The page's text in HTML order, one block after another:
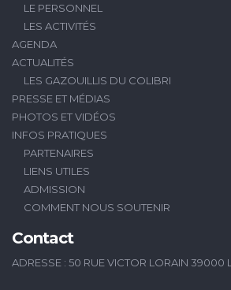
LE PERSONNEL
LES ACTIVITÉS
AGENDA
ACTUALITÉS
LES GAZOUILLIS DU COLIBRI
PRESSE ET MÉDIAS
PHOTOS ET VIDÉOS
INFOS PRATIQUES
PARTENAIRES
LIENS UTILES
ADMISSION
COMMENT NOUS SOUTENIR
Contact
ADRESSE : 50 RUE VICTOR LORAIN 39000